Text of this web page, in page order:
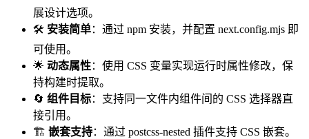
展设计选项。
🛠️ 安装简单：通过 npm 安装，并配置 next.config.mjs 即
可使用。
🌟 动态属性：使用 CSS 变量实现运行时属性修改，保
持构建时提取。
🔄 组件目标：支持同一文件内组件间的 CSS 选择器直
接引用。
🏗️ 嵌套支持：通过 postcss-nested 插件支持 CSS 嵌套。